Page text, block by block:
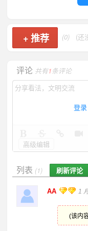
+推荐 (0) (还
评论 共有1条评论
登录
高级编辑
列表 (1) 刷新评论
AA 1
(该内